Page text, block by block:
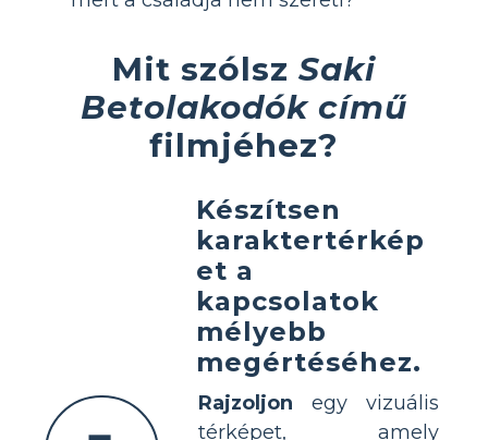
Mit szólsz Saki
Betolakodók című
filmjéhez?
Készítsen
karaktertérkép
et a
kapcsolatok
mélyebb
megértéséhez.
Rajzoljon egy vizuális
térképet, amely